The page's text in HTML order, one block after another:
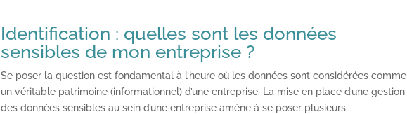
Identification : quelles sont les données
sensibles de mon entreprise ?
Se poser la question est fondamental à l’heure où les données sont considérées comme
un véritable patrimoine (informationnel) d’une entreprise. La mise en place d’une gestion
des données sensibles au sein d’une entreprise amène à se poser plusieurs...